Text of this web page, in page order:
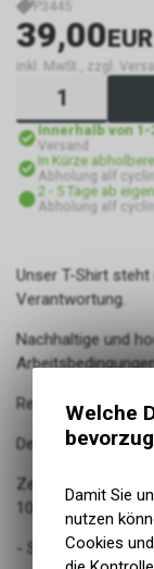
P3445
39,00EUR
inkl. MwSt., zzgl.
Innerhalb von 1-
Versand
In Kürze
Abholung alf
2 - 5 Tage ab
Abholung alf
Unser T-Shirt
Verantwortung.
Nachhaltige und
Regionaler
Design von
Zertifikate: GOTS
100 / Peta
- Set-In Ärmel
Welche
Damit Sie
nutzen
Cookies